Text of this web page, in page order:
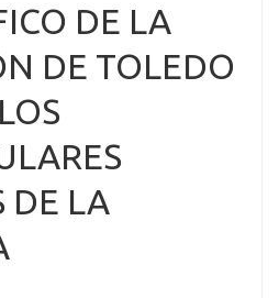
DE LA
DE TOLEDO
DE LA